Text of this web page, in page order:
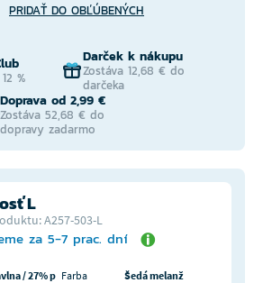
PRIDAŤ DO OBĽÚBENÝCH
%
Darček k nákupu
Zostáva 12,68 € do
darčeka
Doprava od 2,99 €
Zostáva 52,68 € do
dopravy zadarmo
L
A257-503-L
za 5-7 prac. dní
/ 27% p Farba Šedá melanž